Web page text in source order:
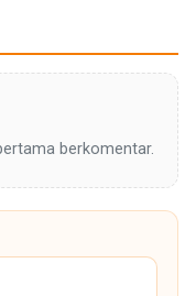
berkomentar.